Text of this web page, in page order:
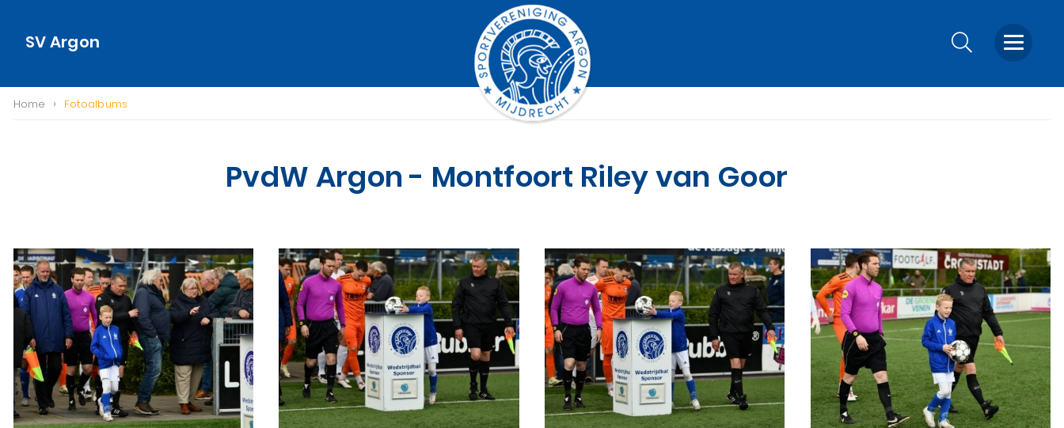
SV Argon
Home › Fotoalbums
PvdW Argon - Montfoort Riley van Goor